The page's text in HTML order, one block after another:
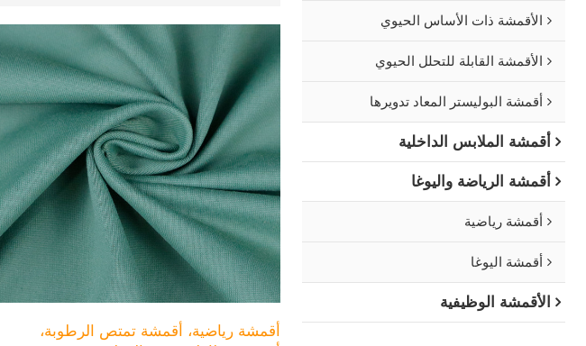
أقمشة رياضية، أقمشة تمتص الرطوبة،
الأقمشة ذات الأساس الحيوي
الأقمشة القابلة للتحلل الحيوي
أقمشة البوليستر المعاد تدويرها
أقمشة الملابس الداخلية
أقمشة الرياضة واليوغا
أقمشة رياضية
أقمشة اليوغا
الأقمشة الوظيفية